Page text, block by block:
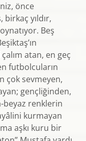
önce
yıldır,
Beş
atan, en geç
futbolcuların
çok sevmeyen,
gençliğinden,
renklerin
kurmayan
aşkı kuru bir